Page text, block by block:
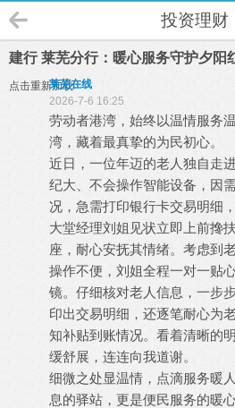
投资理财
建行 莱芜分行：暖心服务守护夕阳
点击重新加载
莱芜在线
2026-7-6 16:25
劳动者港湾，始终以温情服务
湾，藏着最真挚的为民初心。
近日，一位年迈的老人独自走
纪大、不会操作智能设备，因
况，急需打印银行卡交易明细
大堂经理刘姐见状立即上前搀
座，耐心安抚其情绪。考虑到
操作不便，刘姐全程一对一贴
镜。仔细核对老人信息，一步
印出交易明细，还逐笔耐心为
知补贴到账情况。看着清晰的
缓舒展，连连向我道谢。
细微之处显温情，点滴服务暖
息的驿站，更是便民服务的暖